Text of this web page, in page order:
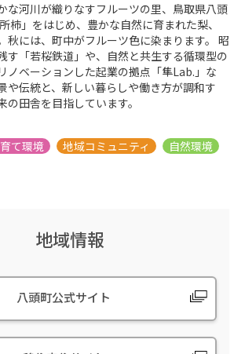
な河川が織りなすフルーツの里、鳥取県八頭
柿」をはじめ、豊かな自然に育まれた梨、
秋には、町中がフルーツ色に染まります。 昭
す「若桜鉄道」や、自然と共生する循環型の
ノベーションした起業の拠点「隼Lab.」な
や伝統と、新しい暮らしや働き方が調和す
の田舎を目指しています。
地域情報
八頭町公式サイト